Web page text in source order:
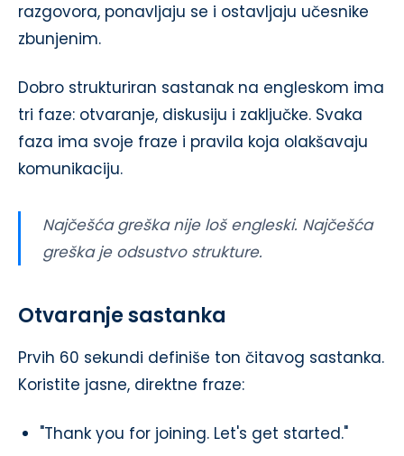
razgovora, ponavljaju se i ostavljaju učesnike
zbunjenim.
Dobro strukturiran sastanak na engleskom ima
tri faze: otvaranje, diskusiju i zaključke. Svaka
faza ima svoje fraze i pravila koja olakšavaju
komunikaciju.
Najčešća greška nije loš engleski. Najčešća
greška je odsustvo strukture.
Otvaranje sastanka
Prvih 60 sekundi definiše ton čitavog sastanka.
Koristite jasne, direktne fraze:
"Thank you for joining. Let's get started."